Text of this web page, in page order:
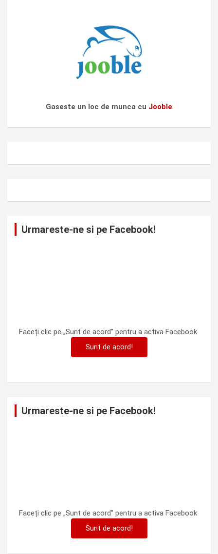
Gaseste un loc de munca cu Jooble
Urmareste-ne si pe Facebook!
Faceți clic pe „Sunt de acord” pentru a activa Facebook
Sunt de acord!
Urmareste-ne si pe Facebook!
Faceți clic pe „Sunt de acord” pentru a activa Facebook
Sunt de acord!